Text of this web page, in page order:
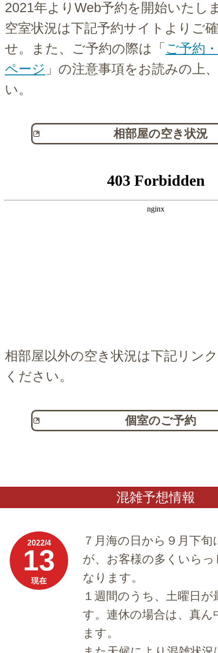
2021年よりWeb予約を開始いたし
空室状況は下記予約サイトよりご
せ。また、ご予約の際は「 ご予約
ページ 」の注意事項をお読みの上
い。
相部屋の空き状況
相部屋以外の空き状況は下記リン
ください。
個室のご予約
混雑予想情報
2022/4
13
現在
７月海の日から９月下
が、お客様の多くいら
なります。
１週間のうち、土曜日
す。連休の場合は、真ん
ます。